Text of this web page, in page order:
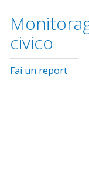
civico
Fai un report